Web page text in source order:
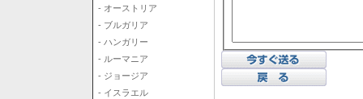
- オーストリア
- ブルガリア
- ハンガリー
- ルーマニア
- ジョージア
- イスラエル